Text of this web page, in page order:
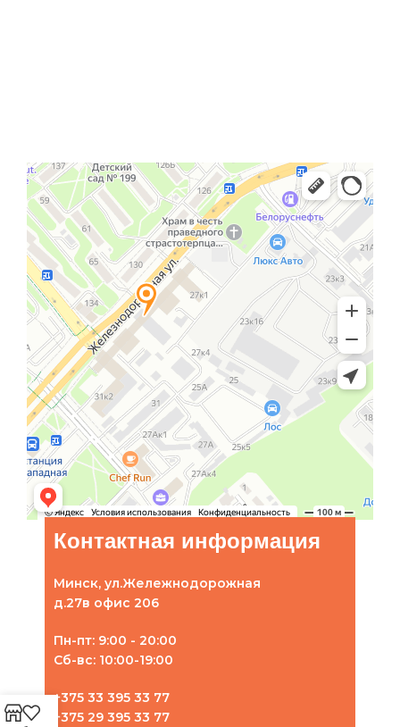
Контактная информация
Минск, ул.Жележнодорожная
д.27в офис 206
Пн-пт: 9:00 - 20:00
Сб-вс: 10:00-19:00
+375 33 395 33 77
+375 29 395 33 77